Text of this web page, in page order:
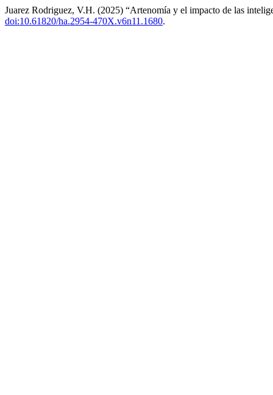
Juarez Rodriguez, V.H. (2025) “Artenomía y el impacto de las
doi:10.61820/ha.2954-470X.v6n11.1680.